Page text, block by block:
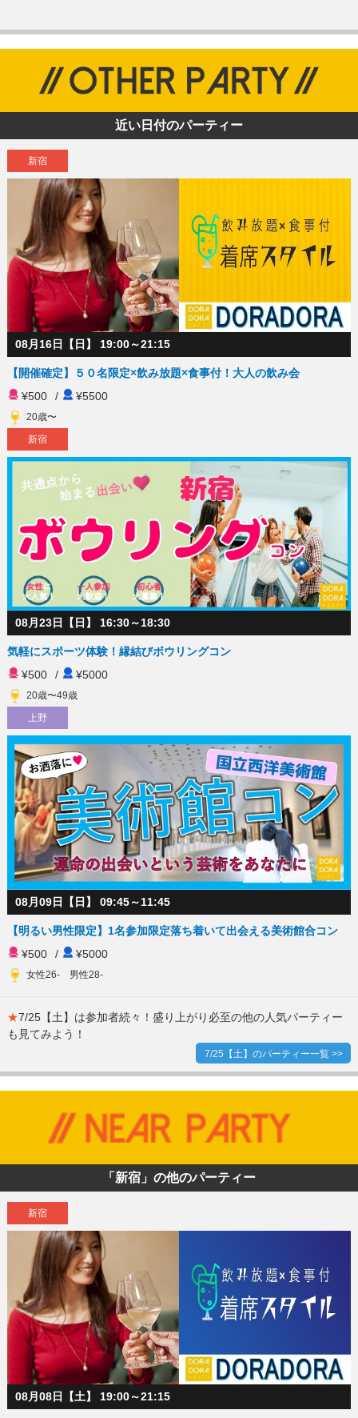
近い日付のパーティー
新宿
08月16日【日】 19:00～21:15
【開催確定】５０名限定×飲み放題×食事付！大人の飲み会
¥500
/ ¥5500
20歳〜
新宿
08月23日【日】 16:30～18:30
気軽にスポーツ体験！縁結びボウリングコン
¥500
/ ¥5000
20歳〜49歳
上野
08月09日【日】 09:45～11:45
【明るい男性限定】1名参加限定落ち着いて出会える美術館合コン
¥500
/ ¥5000
女性26- 男性28-
★7/25【土】は参加者続々！盛り上がり必至の他の人気パーティー
も見てみよう！
7/25【土】のパーティー一覧 >>
「新宿」の他のパーティー
新宿
08月08日【土】 19:00～21:15